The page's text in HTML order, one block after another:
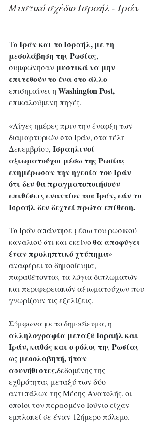
Μυστικό σχέδιο Ισραήλ - Ιράν
Το Ιράν και το Ισραήλ, με τη
μεσολάβηση της Ρωσίας,
συμφώνησαν μυστικά να μην
επιτεθούν το ένα στο άλλο
επισημαίνει η Washington Post,
επικαλούμενη πηγές.
«Λίγες ημέρες πριν την έναρξη των
διαμαρτυριών στο Ιράν, στα τέλη
Δεκεμβρίου, Ισραηλινοί
αξιωματούχοι μέσω της Ρωσίας
ενημέρωσαν την ηγεσία του Ιράν
ότι δεν θα πραγματοποιήσουν
επιθέσεις εναντίον του Ιράν, εάν το
Ισραήλ δεν δεχτεί πρώτα επίθεση.
Το Ιράν απάντησε μέσω του ρωσικού
καναλιού ότι και εκείνο θα αποφύγει
έναν προληπτικό χτύπημα»
αναφέρει το δημοσίευμα,
παραθέτοντας τα λόγια διπλωματών
και περιφερειακών αξιωματούχων που
γνωρίζουν τις εξελίξεις.
Σύμφωνα με το δημοσίευμα, η
αλληλογραφία μεταξύ Ισραήλ και
Ιράν, καθώς και ο ρόλος της Ρωσίας
ως μεσολαβητή, ήταν
ασυνήθιστες,δεδομένης της
εχθρότητας μεταξύ των δύο
αντιπάλων της Μέσης Ανατολής, οι
οποίοι τον περασμένο Ιούνιο είχαν
εμπλακεί σε έναν 12ήμερο πόλεμο.